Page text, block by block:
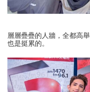
層層疊疊的人牆，全都高
也是挺累的。